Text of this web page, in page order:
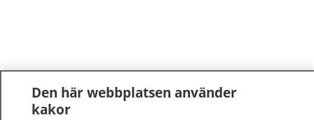
Den här webbplatsen använder
kakor